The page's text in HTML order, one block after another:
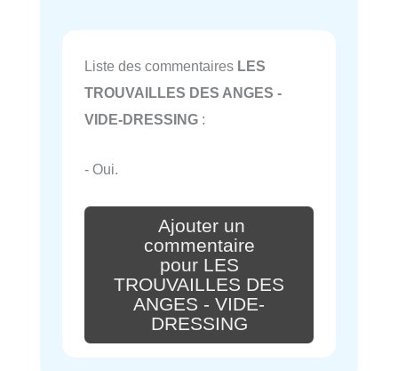
Liste des commentaires LES
TROUVAILLES DES ANGES -
VIDE-DRESSING :
- Oui.
Ajouter un
commentaire
pour LES
TROUVAILLES DES
ANGES - VIDE-
DRESSING